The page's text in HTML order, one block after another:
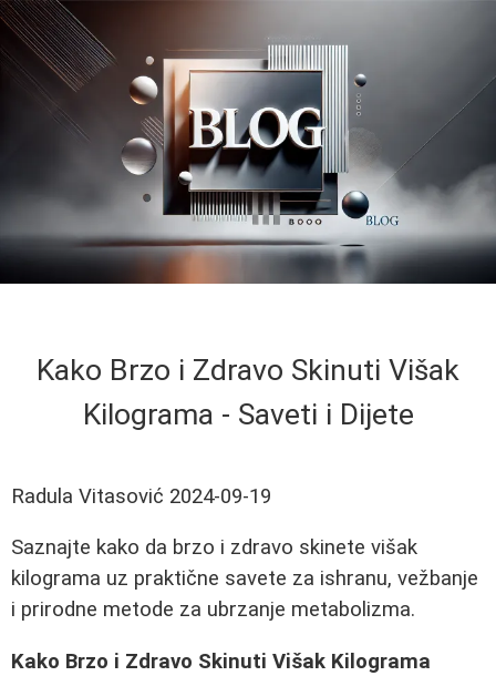
Kako Brzo i Zdravo Skinuti Višak
Kilograma - Saveti i Dijete
Radula Vitasović 2024-09-19
Saznajte kako da brzo i zdravo skinete višak
kilograma uz praktične savete za ishranu, vežbanje
i prirodne metode za ubrzanje metabolizma.
Kako Brzo i Zdravo Skinuti Višak Kilograma